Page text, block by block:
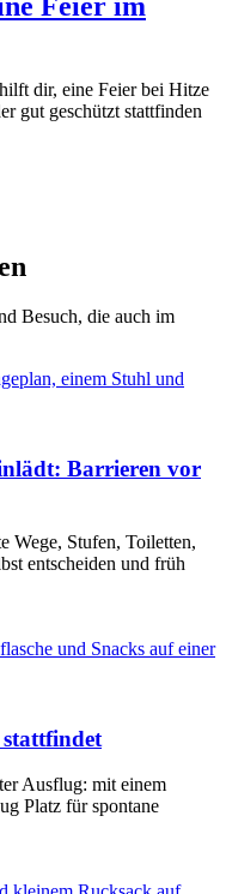
dir, eine Feier bei Hitze
gut geschützt stattfinden
Besuch, die auch im
Barrieren vor
Wege, Stufen, Toiletten,
entscheiden und früh
Ausflug: mit einem
Platz für spontane